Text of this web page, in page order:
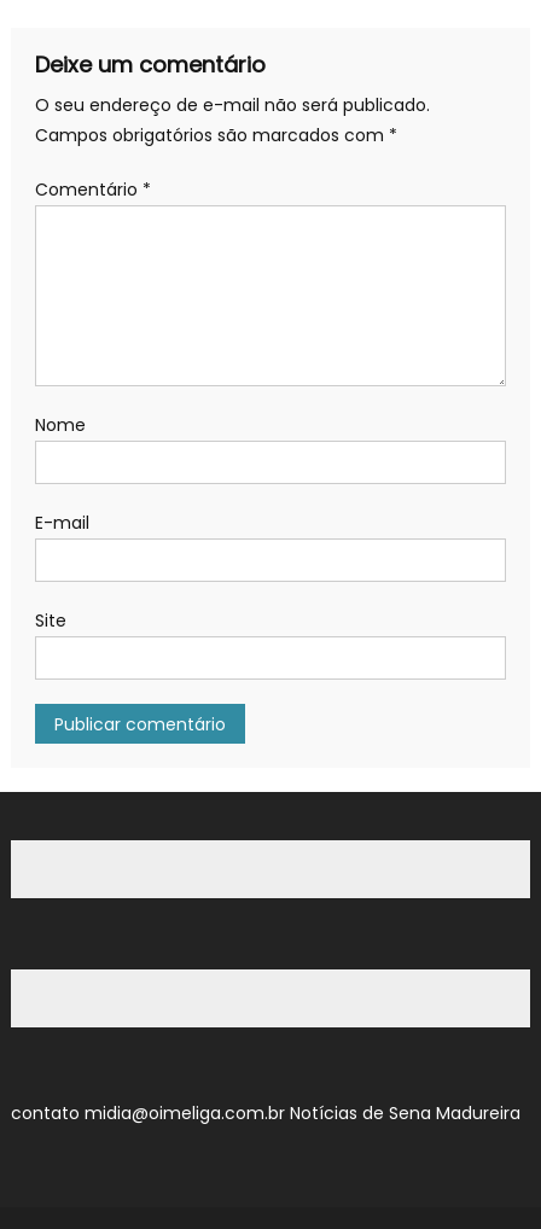
Deixe um comentário
O seu endereço de e-mail não será publicado.
Campos obrigatórios são marcados com *
Comentário *
Nome
E-mail
Site
contato midia@oimeliga.com.br Notícias de Sena Madureira